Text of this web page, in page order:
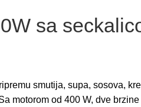
sa
smutija, supa, sosova,
motorom od 400 W, dve